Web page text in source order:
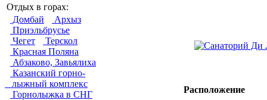
Отдых в горах:
Домбай
Архыз
Приэльбрусье
Чегет
Терскол
Красная Поляна
Абзаково, Завьялиха
Казанский горно-
лыжный комплекс
Горнолыжка в СНГ
Расположение